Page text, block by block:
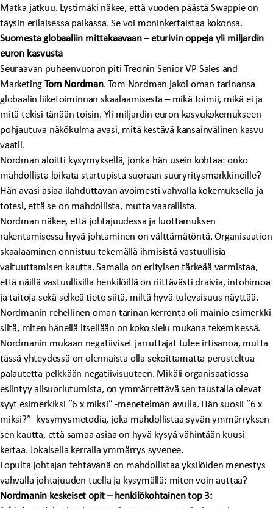
Matka jatkuu. Lystimäki näkee, että vuoden päästä Swappie on
täysin erilaisessa paikassa. Se voi moninkertaistaa kokonsa.
Suomesta globaaliin mittakaavaan – eturivin oppeja yli miljardin
euron kasvusta
Seuraavan puheenvuoron piti Treonin Senior VP Sales and
Marketing Tom Nordman. Tom Nordman jakoi oman tarinansa
globaalin liiketoiminnan skaalaamisesta – mikä toimii, mikä ei ja
mitä tekisi tänään toisin. Yli miljardin euron kasvukokemukseen
pohjautuva näkökulma avasi, mitä kestävä kansainvälinen kasvu
vaatii.
Nordman aloitti kysymyksellä, jonka hän usein kohtaa: onko
mahdollista loikata startupista suoraan suuryritysmarkkinoille?
Hän avasi asiaa ilahduttavan avoimesti vahvalla kokemuksella ja
totesi, että se on mahdollista, mutta vaarallista.
Nordman näkee, että johtajuudessa ja luottamuksen
rakentamisessa hyvä johtaminen on välttämätöntä. Organisaation
skaalaaminen onnistuu tekemällä ihmisistä vastuullisia
valtuuttamisen kautta. Samalla on erityisen tärkeää varmistaa,
että näillä vastuullisilla henkilöillä on riittävästi draivia, intohimoa
ja taitoja sekä selkeä tieto siitä, miltä hyvä tulevaisuus näyttää.
Nordmanin rehellinen oman tarinan kerronta oli mainio esimerkki
siitä, miten hänellä itsellään on koko sielu mukana tekemisessä.
Nordmanin mukaan negatiiviset jarruttajat tulee irtisanoa, mutta
tässä yhteydessä on olennaista olla sekoittamatta perusteltua
palautetta pelkkään negatiivisuuteen. Mikäli organisaatiossa
esiintyy alisuoriutumista, on ymmärrettävä sen taustalla olevat
syyt esimerkiksi ”6 x miksi” -menetelmän avulla. Hän suosii ”6 x
miksi?” -kysymysmetodia, joka mahdollistaa syvän ymmärryksen
sen kautta, että samaa asiaa on hyvä kysyä vähintään kuusi
kertaa. Jokaisella kerralla ymmärrys syvenee.
Lopulta johtajan tehtävänä on mahdollistaa yksilöiden menestys
vahvalla johtajuuden tuella ja kysymällä: miten voin auttaa?
Nordmanin keskeiset opit – henkilökohtainen top 3: